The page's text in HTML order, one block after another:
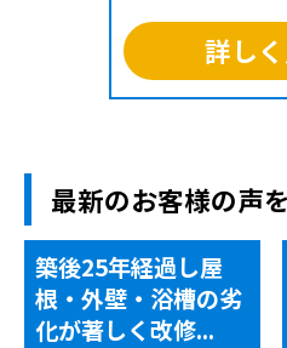
詳し
最新のお客様の声
築後25年経過し屋
根・外壁・浴槽の劣
化が著しく改修...